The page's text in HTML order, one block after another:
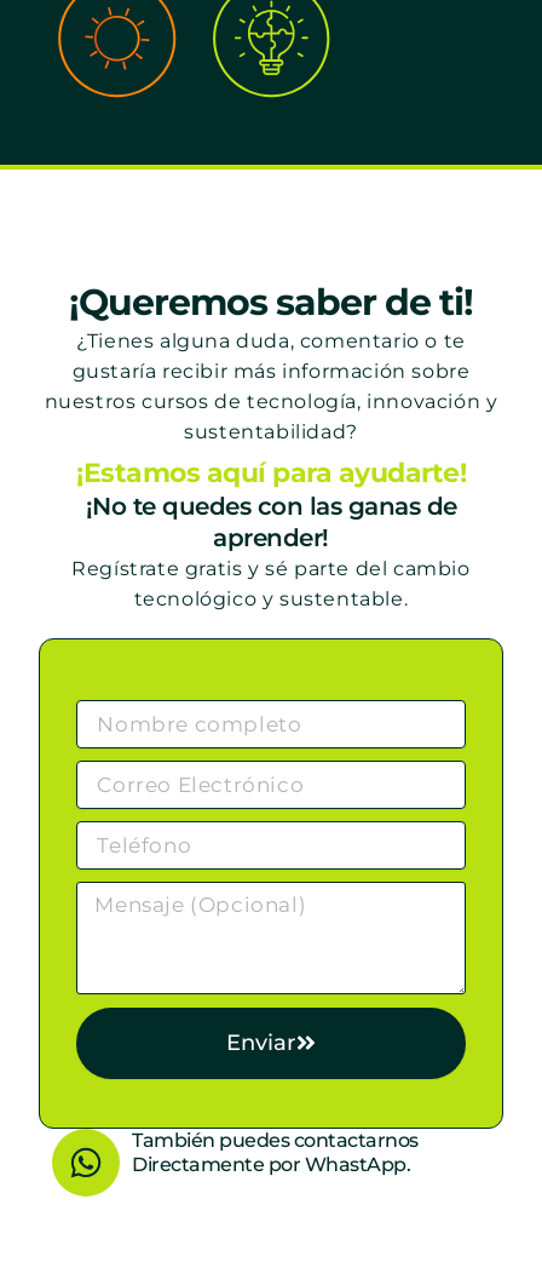
¡Queremos saber de ti!
¿Tienes alguna duda, comentario o te
gustaría recibir más información sobre
nuestros cursos de tecnología, innovación y
sustentabilidad?
¡Estamos aquí para ayudarte!
¡No te quedes con las ganas de
aprender!
Regístrate gratis y sé parte del cambio
tecnológico y sustentable.
Enviar
W
h
También puedes contactarnos
Directamente por WhastApp.